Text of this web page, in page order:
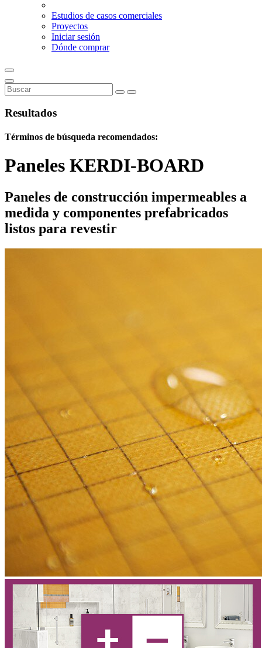
Estudios de casos comerciales
Proyectos
Iniciar sesión
Dónde comprar
Resultados
Términos de búsqueda recomendados:
Paneles KERDI-BOARD
Paneles de construcción impermeables a
medida y componentes prefabricados
listos para revestir